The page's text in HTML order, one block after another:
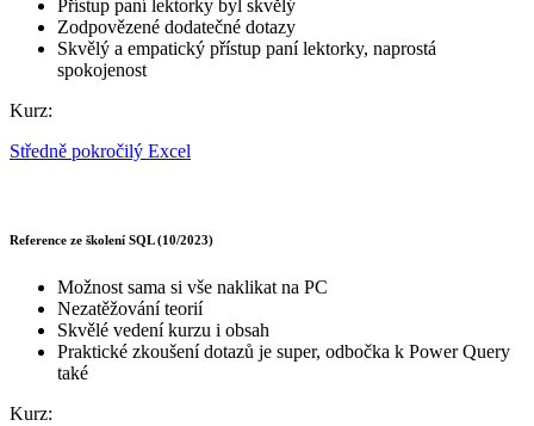
Přístup paní lektorky byl skvělý
Zodpovězené dodatečné dotazy
Skvělý a empatický přístup paní lektorky, naprostá
spokojenost
Kurz:
Středně pokročilý Excel
Reference ze školení SQL (10/2023)
Možnost sama si vše naklikat na PC
Nezatěžování teorií
Skvělé vedení kurzu i obsah
Praktické zkoušení dotazů je super, odbočka k Power Query
také
Kurz: